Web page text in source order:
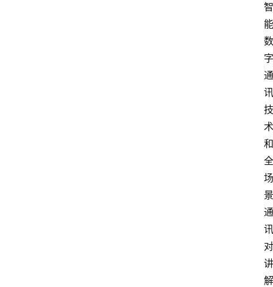
智
能
数
字
通
讯
技
术
和
全
场
景
通
讯
对
讲
解